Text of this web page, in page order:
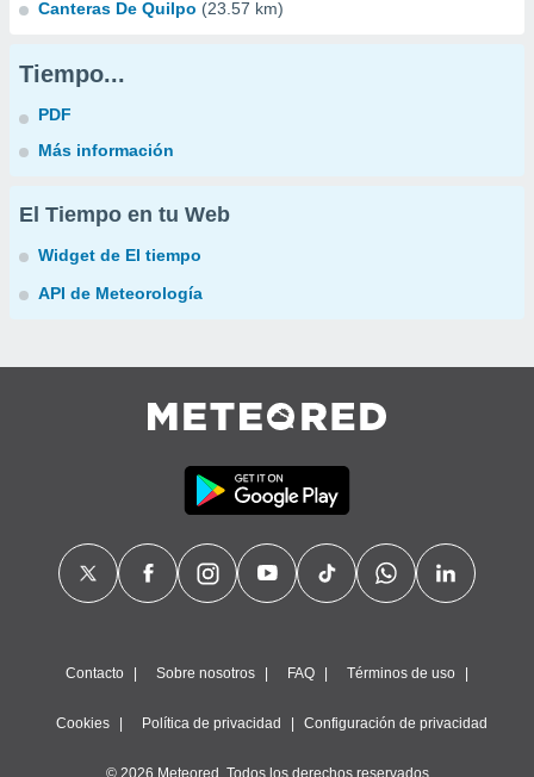
Canteras De Quilpo (23.57 km)
Tiempo...
PDF
Más información
El Tiempo en tu Web
Widget de El tiempo
API de Meteorología
Contacto Sobre nosotros FAQ Términos de uso
Cookies Política de privacidad Configuración de privacidad
© 2026 Meteored. Todos los derechos reservados